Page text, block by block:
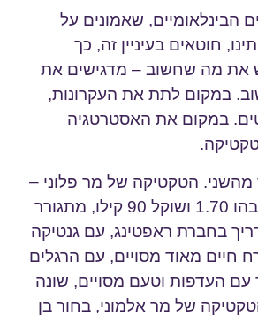
הבינלאומיים, שאמונים על
חוטאים בעיניין זה, כך
את מה שחשוב – מדגישים את
במקום לתת את העקרונות,
במקום את האסטרטגיה
מהשני. הטקטיקה של מר פלוני –
איש כבן 60, שגובהו 1.70 ושוקל 90 קילו, מתגורר
בחברת ראפטינג, עם גנטיקה
חיים מאוד מסויים, עם הרגלים
עם העדפות וטעם מסויים, שונה
של מר אלמוני, בחור בן